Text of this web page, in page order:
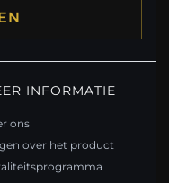
INFORMATIE
ons
over het product